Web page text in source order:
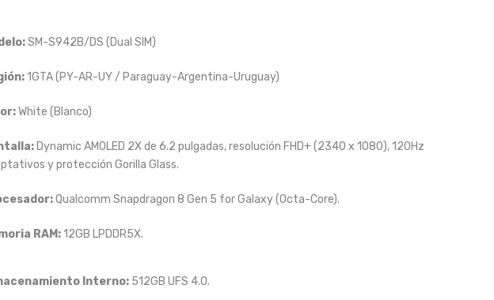
SM-S942B/DS (Dual SIM)
1GTA (PY-AR-UY / Paraguay-Argentina-Uruguay)
White (Blanco)
Dynamic AMOLED 2X de 6.2 pulgadas, resolución FHD+ (2340 x 1080), 120Hz
y protección Gorilla Glass.
Qualcomm Snapdragon 8 Gen 5 for Galaxy (Octa-Core).
RAM:12GB LPDDR5X.
Interno: 512GB UFS 4.0.